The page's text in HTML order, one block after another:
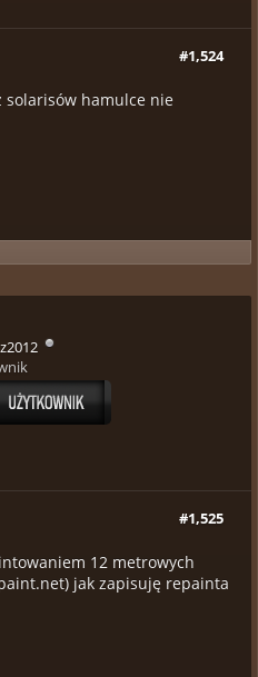
#1,524
solarisów hamulce nie
#1,525
12 metrowych
jak zapisuję repainta